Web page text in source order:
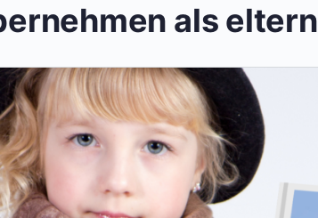
als eltern